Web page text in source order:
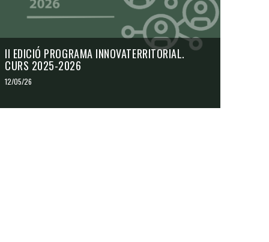
II EDICIÓ PROGRAMA INNOVATERRITORIAL.
CURS 2025-2026
12/05/26